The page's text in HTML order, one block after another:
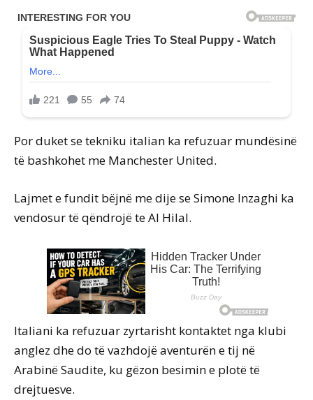
Por duket se tekniku italian ka refuzuar mundësinë
të bashkohet me Manchester United.
Lajmet e fundit bëjnë me dije se Simone Inzaghi ka
vendosur të qëndrojë te Al Hilal.
Italiani ka refuzuar zyrtarisht kontaktet nga klubi
anglez dhe do të vazhdojë aventurën e tij në
Arabinë Saudite, ku gëzon besimin e plotë të
drejtuesve.